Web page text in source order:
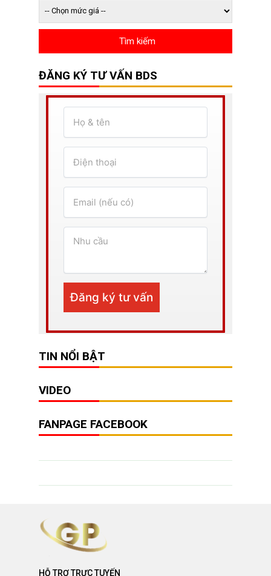
ĐĂNG KÝ TƯ VẤN BDS
TIN NỔI BẬT
VIDEO
FANPAGE FACEBOOK
HỖ TRỢ TRỰC TUYẾN